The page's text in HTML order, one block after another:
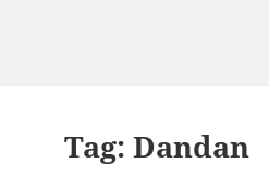
Tag:Dandan